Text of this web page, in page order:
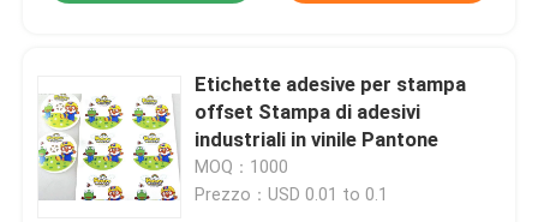
Scatola di carta da stampa
Etichette adesive per stampa
offset Stampa di adesivi
industriali in vinile Pantone
MOQ：1000
Prezzo：USD 0.01 to 0.1